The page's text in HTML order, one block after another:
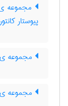
مجموعه
پیوستار کانتور
مجموعه ی
مجموعه